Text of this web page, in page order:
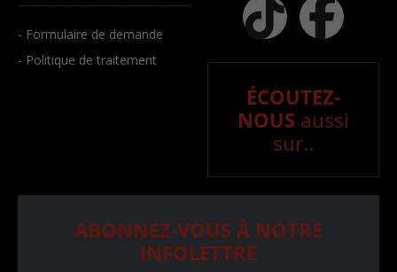
- Formulaire de demande
- Politique de traitement
ÉCOUTEZ-
NOUS aussi
sur..
ABONNEZ-VOUS À NOTRE
INFOLETTRE